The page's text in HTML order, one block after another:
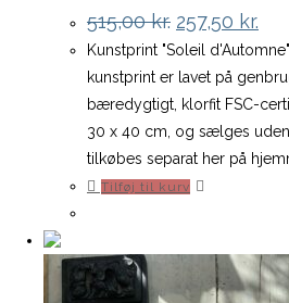
515,00kr. Den
oprindelige
pris
var:
515,00 kr..
257,50 kr.
pris
er:
Kunstprint "Soleil
kunstprint er lavet på
bæredygtigt, klorfit FSC-
30 x 40 cm, og sælges
tilkøbes separat her på
Tilføj til kurv